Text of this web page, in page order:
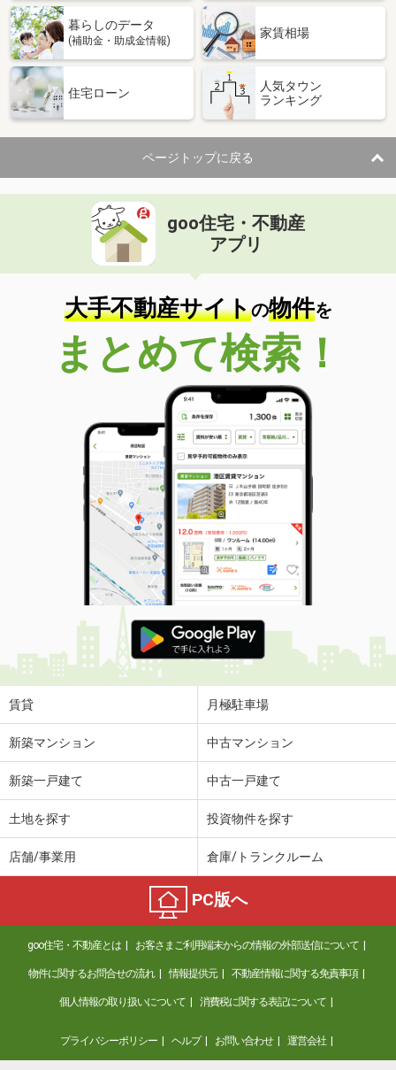
暮らしのデータ
(補助金・助成金情報)
家賃相場
住宅ローン
人気タウン
ランキング
ページトップに戻る
goo住宅・不動産
アプリ
大手不動産サイトの物件を
まとめて検索！
賃貸 月極駐車場
新築マンション 中古マンション
新築一戸建て 中古一戸建て
土地を探す 投資物件を探す
店舗/事業用 倉庫/トランクルーム
PC版へ
goo住宅・不動産とは お客さまご利用端末からの情報の外部送信について
物件に関するお問合せの流れ 情報提供元 不動産情報に関する免責事項
個人情報の取り扱いについて 消費税に関する表記について
プライバシーポリシー ヘルプ お問い合わせ 運営会社